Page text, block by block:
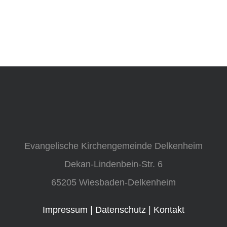
Evangelische Kirchengemeinde Delkenheim
Dekan-Lindenbein-Str. 6
65205 Wiesbaden-Delkenheim
Impressum Datenschutz Kontakt